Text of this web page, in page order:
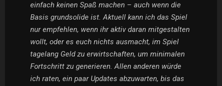
einfach keinen Spaß machen – auch wenn die
Basis grundsolide ist. Aktuell kann ich das Spiel
nur empfehlen, wenn ihr aktiv daran mitgestalten
wollt, oder es euch nichts ausmacht, im Spiel
tagelang Geld zu erwirtschaften, um minimalen
Fortschritt zu generieren. Allen anderen würde
ich raten, ein paar Updates abzuwarten, bis das